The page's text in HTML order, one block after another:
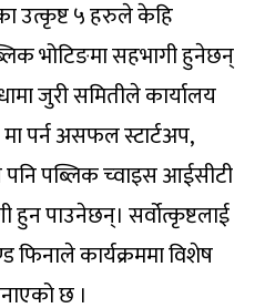
उत्कृष्ट ५ हरुले केहि
भोटिङमा सहभागी हुनेछन्
जुरी समितीले कार्यालय
पर्न असफल स्टार्टअप,
पनि पब्लिक च्वाइस आईसीटी
हुन पाउनेछन्। सर्वोत्कृष्टलाई
फिनाले कार्यक्रममा विशेष
छ ।